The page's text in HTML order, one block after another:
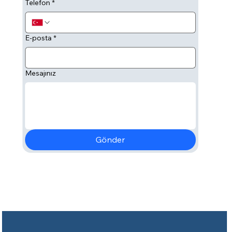
Telefon *
E-posta *
Mesajınız
Gönder